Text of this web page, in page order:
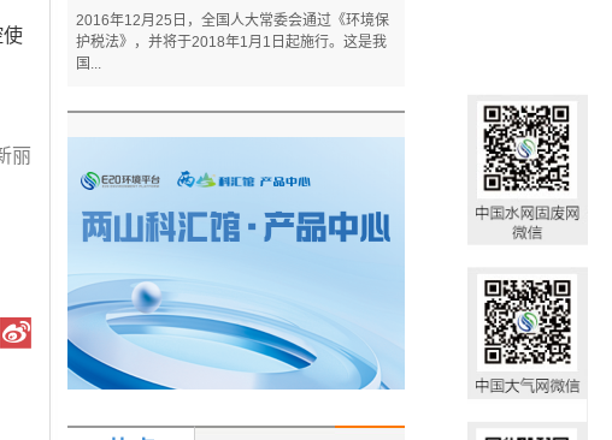
丽
2016年12月25日，全国人大常委会通过《环境保
护税法》，并将于2018年1月1日起施行。这是我
国...